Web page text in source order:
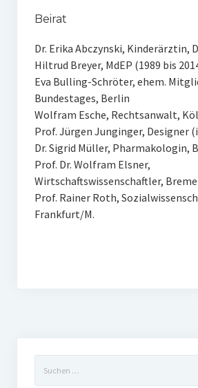
Beirat
Dr. Erika Abczynski, Kinderärztin,
Hiltrud Breyer, MdEP (1989 bis
Eva Bulling-Schröter, ehem.
Bundestages, Berlin
Wolfram Esche, Rechtsanwalt,
Prof. Jürgen Junginger, Designer
Dr. Sigrid Müller, Pharmakologin,
Prof. Dr. Wolfram Elsner,
Wirtschaftswissenschaftler,
Prof. Rainer Roth,
Frankfurt/M.
nach: